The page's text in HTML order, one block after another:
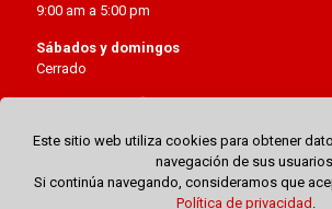
9:00 am a 5:00 pm
Sábados y domingos
Cerrado
Este sitio web utiliza cookies para obtener
navegación de sus
Si continúa navegando, consideramos que
Política de privacidad .